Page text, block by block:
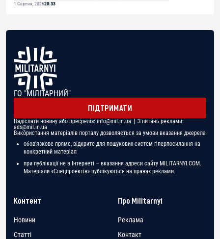
1 Серпня, 202620:33
ГО "МІЛІТАРНИЙ"
ПІДТРИМАТИ
Надіслати новину або пресреліз: info@mil.in.ua | З питань реклами:
ads@mil.in.ua
Використання матеріалів порталу дозволяється за умови вказання джерела
обов'язкове пряме, відкрите для пошукових систем гіперпосилання на
конкретний матеріал
при публікації не в Інтернеті – вказання адреси сайту MILITARNYI.COM.
Матеріали «Спецпроектів» публікуються на правах реклами.
Контент
Новини
Статті
Про Militarnyi
Реклама
Контакт